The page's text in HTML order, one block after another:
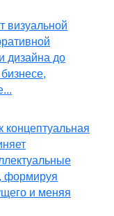
визуальной
дизайна до
концептуальная
формируя
и меняя